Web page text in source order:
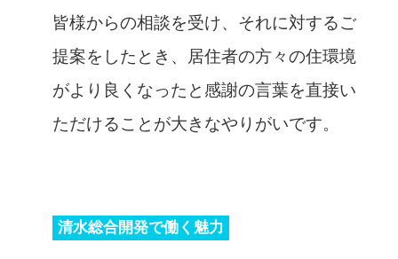
皆様からの相談を受け、それに対するご
提案をしたとき、居住者の方々の住環境
がより良くなったと感謝の言葉を直接い
ただけることが大きなやりがいです。
清水総合開発で働く魅力